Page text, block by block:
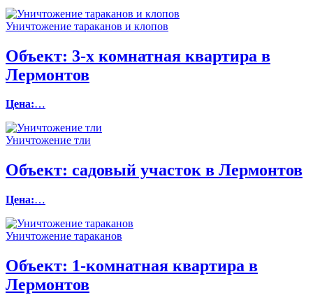
Уничтожение тараканов и клопов
Объект: 3-х комнатная квартира в
Лермонтов
Цена:…
Уничтожение тли
Объект: садовый участок в Лермонтов
Цена:…
Уничтожение тараканов
Объект: 1-комнатная квартира в
Лермонтов